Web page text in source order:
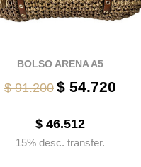
BOLSO ARENA A5
$ 91.200 $ 54.720
$ 46.512
15% desc. transfer.